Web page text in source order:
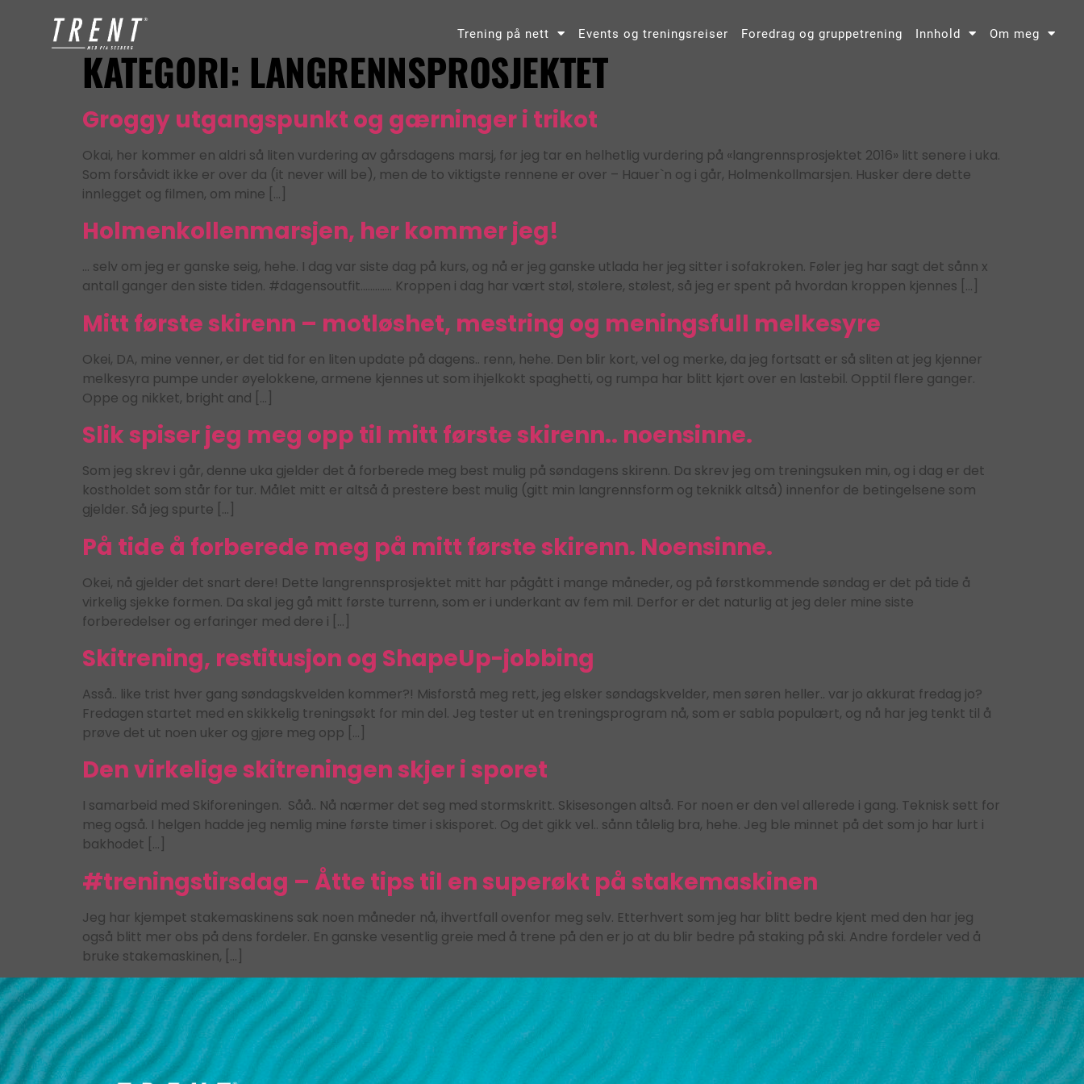
Trening på nett Events og treningsreiser Foredrag og gruppetrening Innhold Om meg
KATEGORI: LANGRENNSPROSJEKTET
Groggy utgangspunkt og gærninger i trikot
Okai, her kommer en aldri så liten vurdering av gårsdagens marsj, før jeg tar en helhetlig vurdering på «langrennsprosjektet 2016» litt senere i uka.
Som forsåvidt ikke er over da (it never will be), men de to viktigste rennene er over – Hauer`n og i går, Holmenkollmarsjen. Husker dere dette
innlegget og filmen, om mine […]
Holmenkollenmarsjen, her kommer jeg!
… selv om jeg er ganske seig, hehe. I dag var siste dag på kurs, og nå er jeg ganske utlada her jeg sitter i sofakroken. Føler jeg har sagt det sånn x
antall ganger den siste tiden. #dagensoutfit…………. Kroppen i dag har vært støl, stølere, stølest, så jeg er spent på hvordan kroppen kjennes […]
Mitt første skirenn – motløshet, mestring og meningsfull melkesyre
Okei, DA, mine venner, er det tid for en liten update på dagens.. renn, hehe. Den blir kort, vel og merke, da jeg fortsatt er så sliten at jeg kjenner
melkesyra pumpe under øyelokkene, armene kjennes ut som ihjelkokt spaghetti, og rumpa har blitt kjørt over en lastebil. Opptil flere ganger.
Oppe og nikket, bright and […]
Slik spiser jeg meg opp til mitt første skirenn.. noensinne.
Som jeg skrev i går, denne uka gjelder det å forberede meg best mulig på søndagens skirenn. Da skrev jeg om treningsuken min, og i dag er det
kostholdet som står for tur. Målet mitt er altså å prestere best mulig (gitt min langrennsform og teknikk altså) innenfor de betingelsene som
gjelder. Så jeg spurte […]
På tide å forberede meg på mitt første skirenn. Noensinne.
Okei, nå gjelder det snart dere! Dette langrennsprosjektet mitt har pågått i mange måneder, og på førstkommende søndag er det på tide å
virkelig sjekke formen. Da skal jeg gå mitt første turrenn, som er i underkant av fem mil. Derfor er det naturlig at jeg deler mine siste
forberedelser og erfaringer med dere i […]
Skitrening, restitusjon og ShapeUp-jobbing
Asså.. like trist hver gang søndagskvelden kommer?! Misforstå meg rett, jeg elsker søndagskvelder, men søren heller.. var jo akkurat fredag jo?
Fredagen startet med en skikkelig treningsøkt for min del. Jeg tester ut en treningsprogram nå, som er sabla populært, og nå har jeg tenkt til å
prøve det ut noen uker og gjøre meg opp […]
Den virkelige skitreningen skjer i sporet
I samarbeid med Skiforeningen. Såå.. Nå nærmer det seg med stormskritt. Skisesongen altså. For noen er den vel allerede i gang. Teknisk sett for
meg også. I helgen hadde jeg nemlig mine første timer i skisporet. Og det gikk vel.. sånn tålelig bra, hehe. Jeg ble minnet på det som jo har lurt i
bakhodet […]
#treningstirsdag – Åtte tips til en superøkt på stakemaskinen
Jeg har kjempet stakemaskinens sak noen måneder nå, ihvertfall ovenfor meg selv. Etterhvert som jeg har blitt bedre kjent med den har jeg
også blitt mer obs på dens fordeler. En ganske vesentlig greie med å trene på den er jo at du blir bedre på staking på ski. Andre fordeler ved å
bruke stakemaskinen, […]